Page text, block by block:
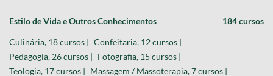
Estilo de Vida e Outros Conhecimentos 184 cursos
Culinária, 18 cursos | Confeitaria, 12 cursos |
Pedagogia, 26 cursos | Fotografia, 15 cursos |
Teologia, 17 cursos | Massagem / Massoterapia, 7 cursos |